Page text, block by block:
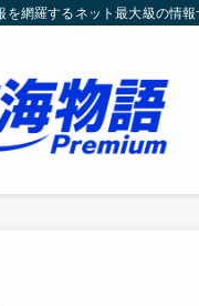
網羅するネット最大級の情